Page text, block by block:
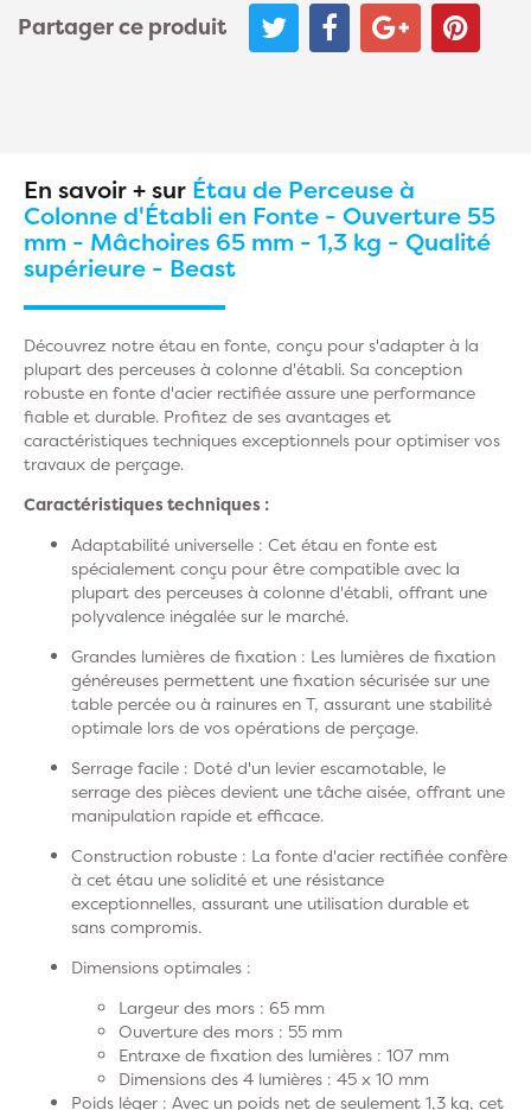
Partager ce produit
En savoir + sur Étau de Perceuse à
Colonne d'Établi en Fonte - Ouverture 55
mm - Mâchoires 65 mm - 1,3 kg - Qualité
supérieure - Beast
Découvrez notre étau en fonte, conçu pour s'adapter à la
plupart des perceuses à colonne d'établi. Sa conception
robuste en fonte d'acier rectifiée assure une performance
fiable et durable. Profitez de ses avantages et
caractéristiques techniques exceptionnels pour optimiser vos
travaux de perçage.
Caractéristiques techniques :
Adaptabilité universelle : Cet étau en fonte est
spécialement conçu pour être compatible avec la
plupart des perceuses à colonne d'établi, offrant une
polyvalence inégalée sur le marché.
Grandes lumières de fixation : Les lumières de fixation
généreuses permettent une fixation sécurisée sur une
table percée ou à rainures en T, assurant une stabilité
optimale lors de vos opérations de perçage.
Serrage facile : Doté d'un levier escamotable, le
serrage des pièces devient une tâche aisée, offrant une
manipulation rapide et efficace.
Construction robuste : La fonte d'acier rectifiée confère
à cet étau une solidité et une résistance
exceptionnelles, assurant une utilisation durable et
sans compromis.
Dimensions optimales :
Largeur des mors : 65 mm
Ouverture des mors : 55 mm
Entraxe de fixation des lumières : 107 mm
Dimensions des 4 lumières : 45 x 10 mm
Poids léger : Avec un poids net de seulement 1,3 kg, cet